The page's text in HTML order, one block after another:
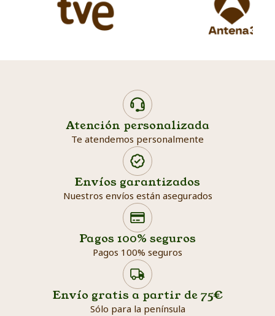
Atención personalizada
Te atendemos personalmente
Envíos garantizados
Nuestros envíos están asegurados
Pagos 100% seguros
Pagos 100% seguros
Envío gratis a partir de 75€
Sólo para la península
Search products